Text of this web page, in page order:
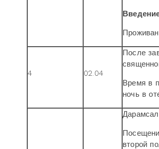
4 02.04
После
Время в
ночь в
второй